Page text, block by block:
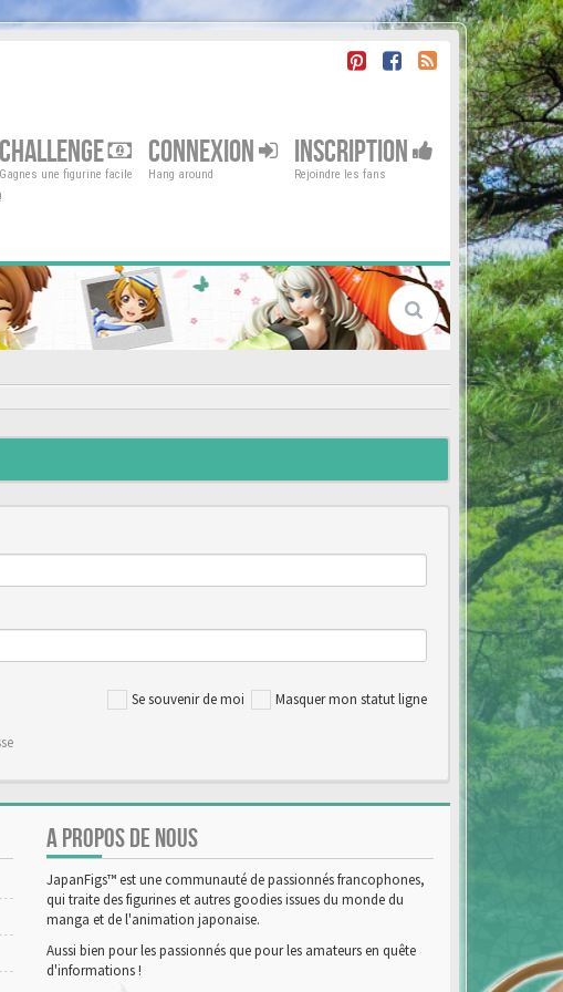
CHALLENGE
Gagnes une figurine facile
!
CONNEXION
Hang around
INSCRIPTION
Rejoindre les fans
Se souvenir de moi Masquer mon statut ligne
A PROPOS DE NOUS
JapanFigs™ est une communauté de passionnés francophones,
qui traite des figurines et autres goodies issues du monde du
manga et de l'animation japonaise.
Aussi bien pour les passionnés que pour les amateurs en quête
d'informations !